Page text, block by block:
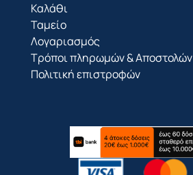
Καλάθι
Ταμείο
Λογαριασμός
Τρόποι πληρωμών & Αποστολών
Πολιτική επιστροφών